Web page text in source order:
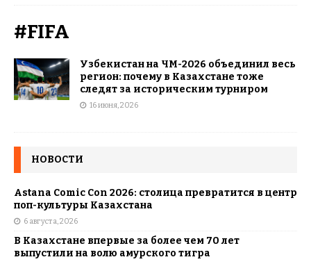
#FIFA
Узбекистан на ЧМ-2026 объединил весь
регион: почему в Казахстане тоже
следят за историческим турниром
16 июня, 2026
НОВОСТИ
Astana Comic Con 2026: столица превратится в центр
поп-культуры Казахстана
6 августа, 2026
В Казахстане впервые за более чем 70 лет
выпустили на волю амурского тигра